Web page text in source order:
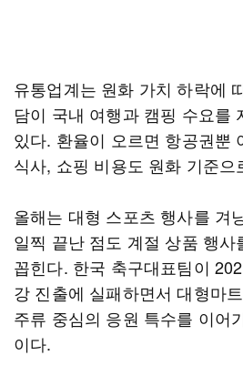
유통업계는 원화 가치 하락에
담이 국내 여행과 캠핑 수요를
있다. 환율이 오르면 항공권뿐
식사, 쇼핑 비용도 원화 기준으
올해는 대형 스포츠 행사를 겨
일찍 끝난 점도 계절 상품 행사
꼽힌다. 한국 축구대표팀이
강 진출에 실패하면서 대형마
주류 중심의 응원 특수를 이어
이다.